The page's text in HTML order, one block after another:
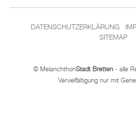
DATENSCHUTZERKLÄRUNG
SITEMAP
© MelanchthonStadt Bretten - alle
Vervielfältigung nur mit